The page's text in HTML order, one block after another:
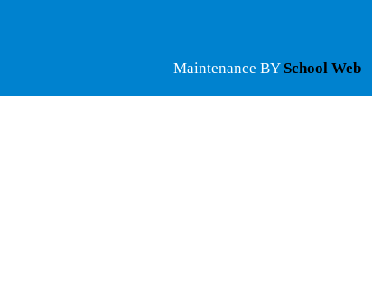
Maintenance BY School Web